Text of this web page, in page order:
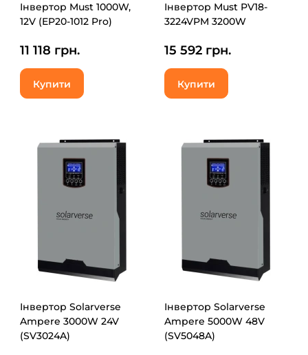
Інвертор Must 1000W,
12V (EP20-1012 Pro)
11 118 грн.
Купити
Інвертор Must PV18-
3224VPM 3200W
15 592 грн.
Купити
Інвертор Solarverse
Ampere 3000W 24V
(SV3024A)
Інвертор Solarverse
Ampere 5000W 48V
(SV5048A)